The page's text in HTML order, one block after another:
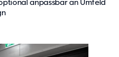
anpassbar an Umfeld